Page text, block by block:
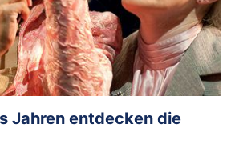
Jahren entdecken die